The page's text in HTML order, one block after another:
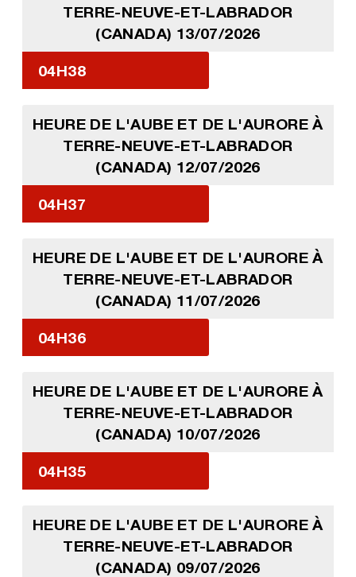
TERRE-NEUVE-ET-LABRADOR
(CANADA) 13/07/2026
04H38
HEURE DE L'AUBE ET DE L'AURORE À
TERRE-NEUVE-ET-LABRADOR
(CANADA) 12/07/2026
04H37
HEURE DE L'AUBE ET DE L'AURORE À
TERRE-NEUVE-ET-LABRADOR
(CANADA) 11/07/2026
04H36
HEURE DE L'AUBE ET DE L'AURORE À
TERRE-NEUVE-ET-LABRADOR
(CANADA) 10/07/2026
04H35
HEURE DE L'AUBE ET DE L'AURORE À
TERRE-NEUVE-ET-LABRADOR
(CANADA) 09/07/2026